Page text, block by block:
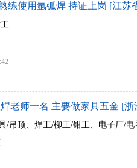
练使用氩弧焊 持证上岗 [江苏
老师一名 主要做家具五金 [浙
/吊顶、焊工/柳工/钳工、电子厂/